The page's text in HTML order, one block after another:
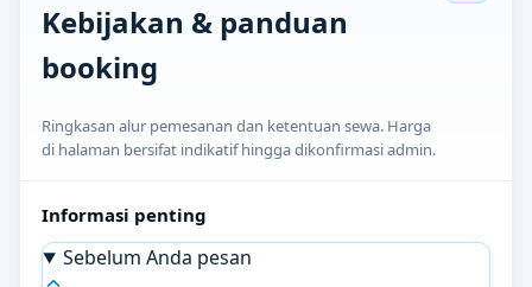
Kebijakan & panduan
booking
Ringkasan alur pemesanan dan ketentuan sewa. Harga
di halaman bersifat indikatif hingga dikonfirmasi admin.
Informasi penting
Sebelum Anda pesan